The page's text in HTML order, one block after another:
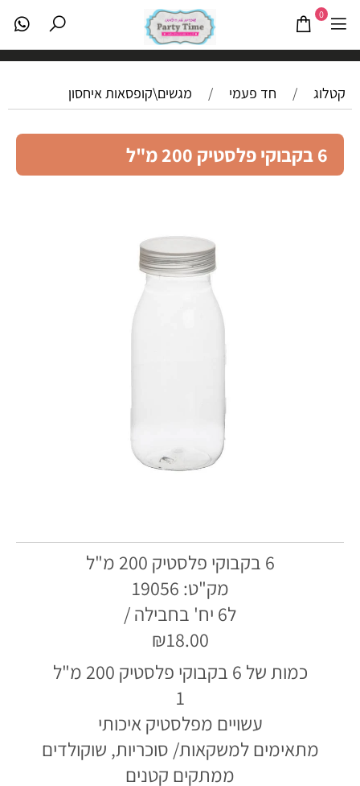
0
קטלוג / חד פעמי / מגשים\קופסאות איחסון
6 בקבוקי פלסטיק 200 מ"ל
6 בקבוקי פלסטיק 200 מ"ל
מק"ט: 19056
ל6 יח' בחבילה /
₪18.00
כמות של 6 בקבוקי פלסטיק 200 מ"ל
1
עשויים מפלסטיק איכותי
מתאימים למשקאות/ סוכריות, שוקולדים
ממתקים קטנים